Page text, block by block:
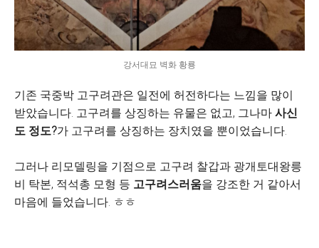
강서대묘 벽화 황룡
기존 국중박 고구려관은 일전에 허전하다는 느낌을 많이
받았습니다. 고구려를 상징하는 유물은 없고, 그나마 사신
도 정도?가 고구려를 상징하는 장치였을 뿐이었습니다.
그러나 리모델링을 기점으로 고구려 찰갑과 광개토대왕릉
비 탁본, 적석총 모형 등 고구려스러움을 강조한 거 같아서
마음에 들었습니다. ㅎㅎ